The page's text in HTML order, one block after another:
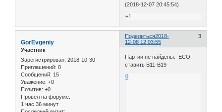
(2018-12-07 20:45:54)
+1
Поделиться 3
2018-
12-08 12:03:55
GorEvgeniy
Участник
Зарегистрирован: 2018-10-30
Приглашений: 0
Сообщений: 15
Уважение: +0
Позитив: +0
Провел на форуме:
1 час 36 минут
Партии не найдены. ECO
ставить B11-B19
0